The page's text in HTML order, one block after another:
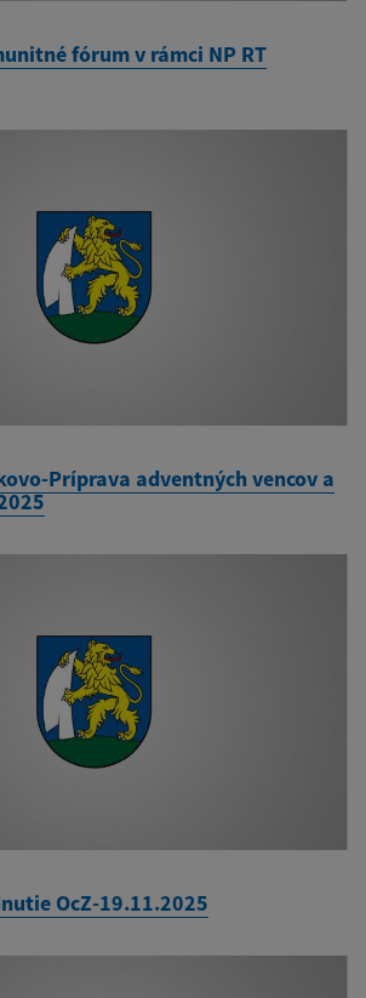
fórum v rámci NP RT
Príprava adventných vencov a
OcZ-19.11.2025